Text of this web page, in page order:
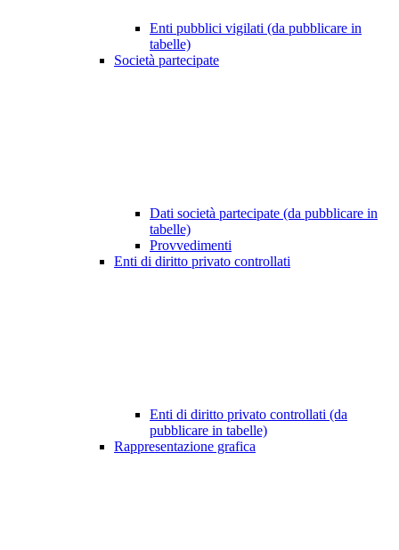
Enti pubblici vigilati (da pubblicare in
tabelle)
Società partecipate
Dati società partecipate (da pubblicare in
tabelle)
Provvedimenti
Enti di diritto privato controllati
Enti di diritto privato controllati (da
pubblicare in tabelle)
Rappresentazione grafica